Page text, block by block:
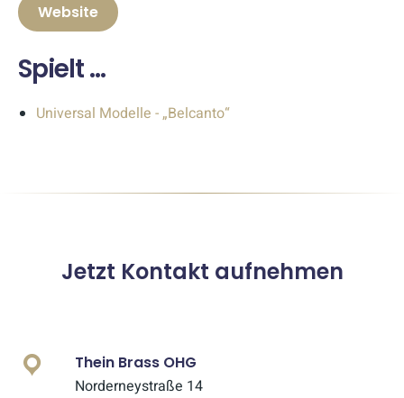
Website
Spielt ...
Universal Modelle - „Belcanto“
Jetzt Kontakt aufnehmen
Thein Brass OHG
Norderneystraße 14